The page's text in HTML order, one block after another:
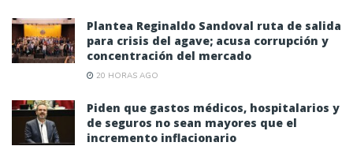
Plantea Reginaldo Sandoval ruta de salida
para crisis del agave; acusa corrupción y
concentración del mercado
20 HORAS AGO
Piden que gastos médicos, hospitalarios y
de seguros no sean mayores que el
incremento inflacionario